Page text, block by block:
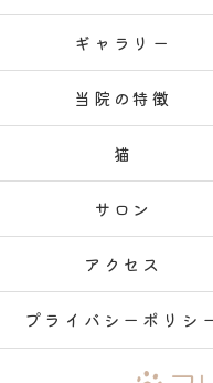
ギャラリー
当院の特徴
猫
サロン
アクセス
プライバシーポリシ